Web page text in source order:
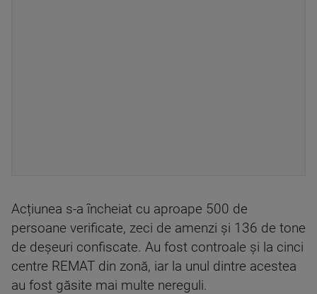
Acțiunea s-a încheiat cu aproape 500 de
persoane verificate, zeci de amenzi și 136 de tone
de deșeuri confiscate. Au fost controale și la cinci
centre REMAT din zonă, iar la unul dintre acestea
au fost găsite mai multe nereguli.